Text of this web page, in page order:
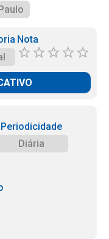
Nota
Periodicidade
Diária